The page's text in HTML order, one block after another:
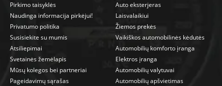
Pirkimo taisyklės
Naudinga informacija pirkėjui!
Privatumo politika
Susisiekite su mumis
Atsiliepimai
Svetainės žemėlapis
Mūsų kolegos bei partneriai
Pageidavimų sąrašas
Auto eksterjeras
Laisvalaikiui
Žiemos prekės
Vaikiškos automobilinės kėdutės
Automobilių komforto įranga
Elektros įranga
Automobilių valytuvai
Automobilių apšvietimas